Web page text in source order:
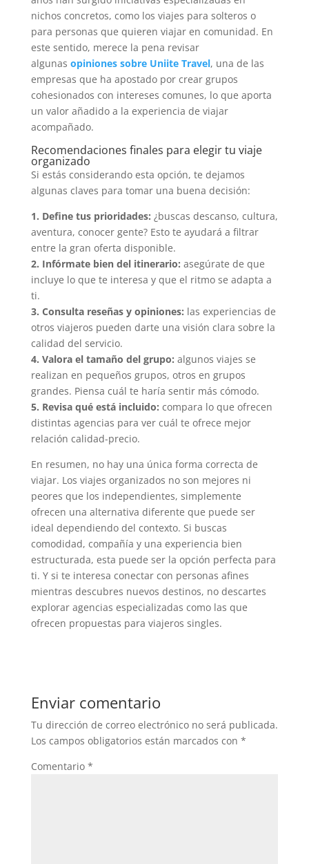
nichos concretos, como los viajes para solteros o
para personas que quieren viajar en comunidad. En
este sentido, merece la pena revisar
algunas opiniones sobre Uniite Travel, una de las
empresas que ha apostado por crear grupos
cohesionados con intereses comunes, lo que aporta
un valor añadido a la experiencia de viajar
acompañado.
Recomendaciones finales para elegir tu viaje
organizado
Si estás considerando esta opción, te dejamos
algunas claves para tomar una buena decisión:
1. Define tus prioridades: ¿buscas descanso, cultura,
aventura, conocer gente? Esto te ayudará a filtrar
entre la gran oferta disponible.
2. Infórmate bien del itinerario: asegúrate de que
incluye lo que te interesa y que el ritmo se adapta a
ti.
3. Consulta reseñas y opiniones: las experiencias de
otros viajeros pueden darte una visión clara sobre la
calidad del servicio.
4. Valora el tamaño del grupo: algunos viajes se
realizan en pequeños grupos, otros en grupos
grandes. Piensa cuál te haría sentir más cómodo.
5. Revisa qué está incluido: compara lo que ofrecen
distintas agencias para ver cuál te ofrece mejor
relación calidad-precio.
En resumen, no hay una única forma correcta de
viajar. Los viajes organizados no son mejores ni
peores que los independientes, simplemente
ofrecen una alternativa diferente que puede ser
ideal dependiendo del contexto. Si buscas
comodidad, compañía y una experiencia bien
estructurada, esta puede ser la opción perfecta para
ti. Y si te interesa conectar con personas afines
mientras descubres nuevos destinos, no descartes
explorar agencias especializadas como las que
ofrecen propuestas para viajeros singles.
Enviar comentario
Tu dirección de correo electrónico no será publicada.
Los campos obligatorios están marcados con *
Comentario *